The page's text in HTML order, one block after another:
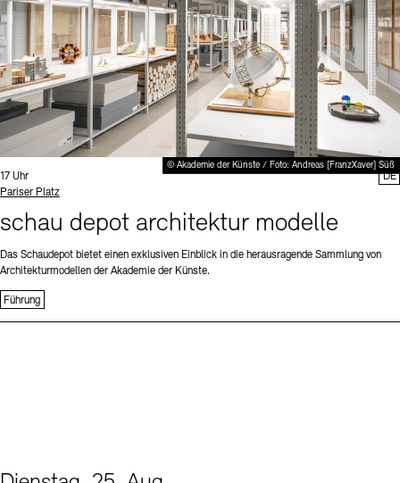
© Akademie der Künste / Foto: Andreas [FranzXaver] Süß
Uhrzeit:
17 Uhr
Standort
Pariser Platz
schau depot architektur modelle
Das Schaudepot bietet einen exklusiven Einblick in die herausragende Sammlung von
Architekturmodellen der Akademie der Künste.
Führung
DE